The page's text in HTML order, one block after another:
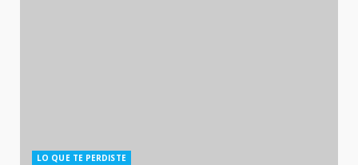
LO QUE TE PERDISTE